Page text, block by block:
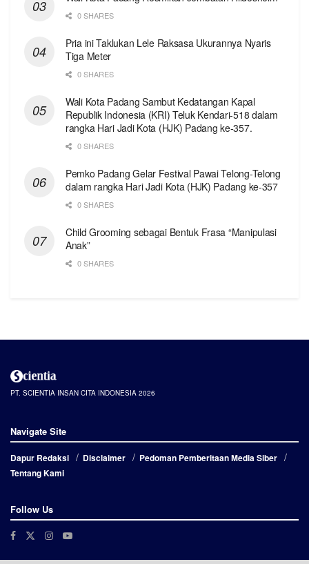
0 SHARES
Pria ini Taklukan Lele Raksasa Ukurannya Nyaris
Tiga Meter
0 SHARES
Wali Kota Padang Sambut Kedatangan Kapal
Republik Indonesia (KRI) Teluk Kendari-518 dalam
rangka Hari Jadi Kota (HJK) Padang ke-357.
0 SHARES
Pemko Padang Gelar Festival Pawai Telong-Telong
dalam rangka Hari Jadi Kota (HJK) Padang ke-357
0 SHARES
Child Grooming sebagai Bentuk Frasa “Manipulasi
Anak”
0 SHARES
PT. SCIENTIA INSAN CITA INDONESIA 2026
Navigate Site
Dapur Redaksi Disclaimer
Pedoman Pemberitaan Media Siber
Tentang Kami
Follow Us